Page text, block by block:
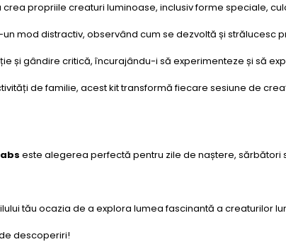
propriile creaturi luminoase, inclusiv forme speciale,
mod distractiv, observând cum se dezvoltă și strălucesc
și gândire critică, încurajându-i să experimenteze și să
de familie, acest kit transformă fiecare sesiune de
este alegerea perfectă pentru zile de naștere,
tău ocazia de a explora lumea fascinantă a creaturilor
descoperiri!